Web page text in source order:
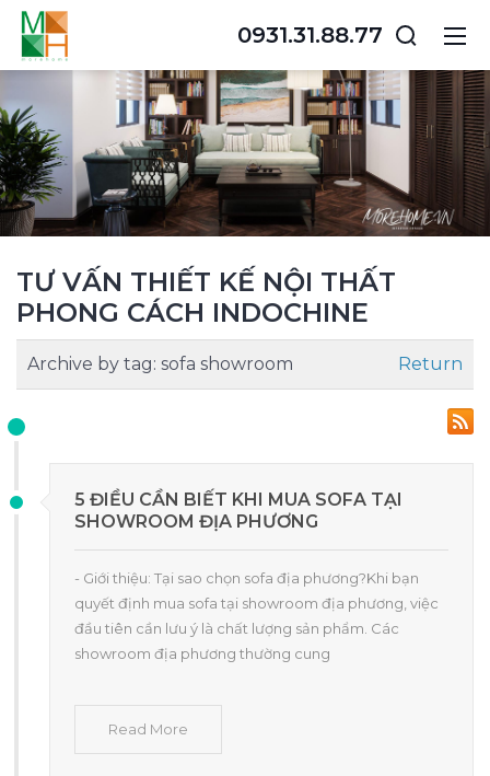
0931.31.88.77
TƯ VẤN THIẾT KẾ NỘI THẤT
PHONG CÁCH INDOCHINE
Archive by tag: sofa showroom Return
5 ĐIỀU CẦN BIẾT KHI MUA SOFA TẠI
SHOWROOM ĐỊA PHƯƠNG
- Giới thiệu: Tại sao chọn sofa địa phương?Khi bạn
quyết định mua sofa tại showroom địa phương, việc
đầu tiên cần lưu ý là chất lượng sản phẩm. Các
showroom địa phương thường cung
Read More